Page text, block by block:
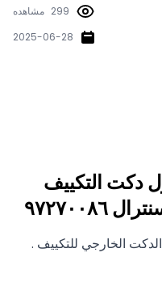
299 مشاهده
2025-06-28
دكت التكييف
الخارجي للتكييف .